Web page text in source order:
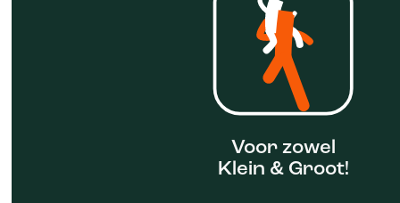
Voor zowel
Klein & Groot!